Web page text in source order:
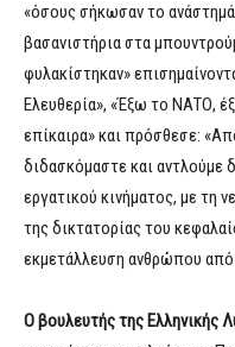
«όσους σήκωσαν το
βασανιστήρια στα
φυλακίστηκαν»
Ελευθερία», «Έξω το ΝΑΤΟ,
επίκαιρα» και πρόσθεσε:
διδασκόμαστε και αντλούμε
εργατικού κινήματος, με τη
της δικτατορίας του
εκμετάλλευση ανθρώπου
Ο βουλευτής της Ελληνικής